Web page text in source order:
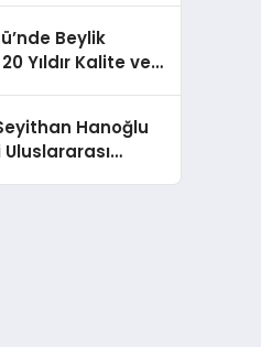
City”
Geçirecek
Beylik
Yıldır Kalite ve
Hanoğlu
Uluslararası